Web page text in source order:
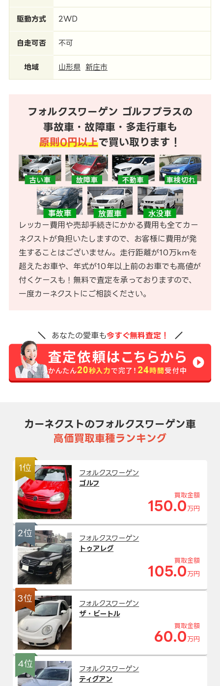
駆動方式 2WD
自走可否 不可
地域 山形県 新庄市
フォルクスワーゲン ゴルフプラスの
事故車・故障車・多走行車も
原則0円以上で買い取ります！
レッカー費用や売却手続きにかかる費用も全てカー
ネクストが負担いたしますので、お客様に費用が発
生することはございません。走行距離が10万kmを
超えたお車や、年式が10年以上前のお車でも高値が
付くケースも！無料で査定を承っておりますので、
一度カーネクストにご相談ください。
あなたの愛車も今すぐ無料査定！
カーネクストのフォルクスワーゲン車
高価買取車種ランキング
1位
フォルクスワーゲン
ゴルフ
買取金額
150.0 万円
2位
フォルクスワーゲン
トゥアレグ
買取金額
105.0 万円
3位
フォルクスワーゲン
ザ・ビートル
買取金額
60.0 万円
4位
フォルクスワーゲン
ティグアン